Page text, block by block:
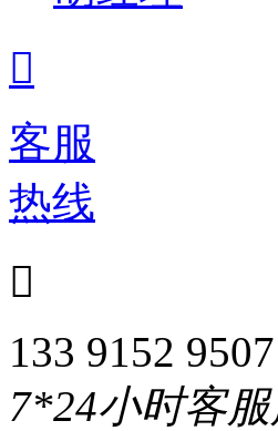

客服
热线

133 9152 9507
7*24小时客